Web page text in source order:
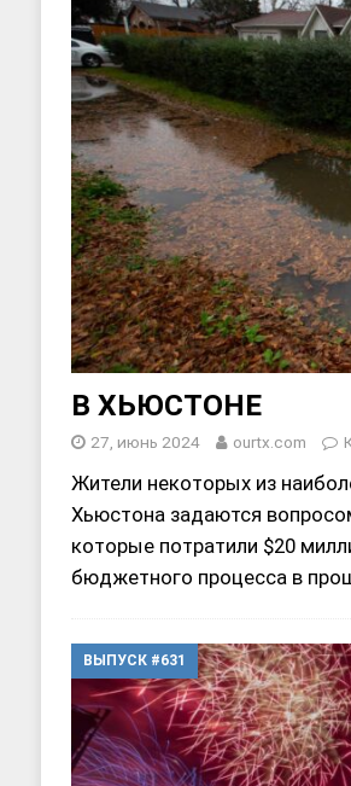
В ХЬЮСТОНЕ
27, июнь 2024 ourtx.com
Жители некоторых из
Хьюстона задаются
которые потратили $20
бюджетного процесса в
ВЫПУСК #631